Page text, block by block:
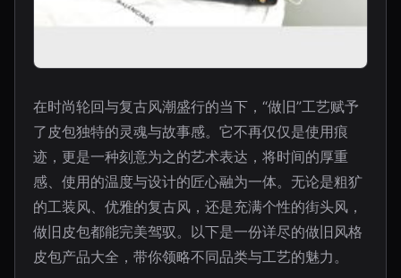
在时尚轮回与复古风潮盛行的当下，“做旧”工艺赋予
了皮包独特的灵魂与故事感。它不再仅仅是使用痕
迹，更是一种刻意为之的艺术表达，将时间的厚重
感、使用的温度与设计的匠心融为一体。无论是粗犷
的工装风、优雅的复古风，还是充满个性的街头风，
做旧皮包都能完美驾驭。以下是一份详尽的做旧风格
皮包产品大全，带你领略不同品类与工艺的魅力。